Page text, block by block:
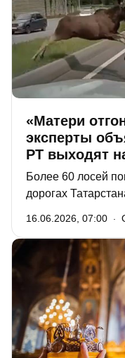
застройщики
«РТ» следит за
«Матери
эксперты
РТ выходят
Более 60 лосей
дорогах
Только в мае они
Казань: на видео
лоси бегают у
экопарку
тесно в лесах – в
16.06.2026, 07:00